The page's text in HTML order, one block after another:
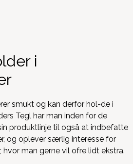
i
smukt og kan derfor hol-de i
Tegl har man inden for de
produktlinje til også at indbefatte
og oplever særlig interesse for
hvor man gerne vil ofre lidt ekstra.